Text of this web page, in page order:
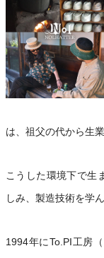
は、祖父の代から生
こうした環境下で生
しみ、製造技術を学
1994年にTo.PI工房